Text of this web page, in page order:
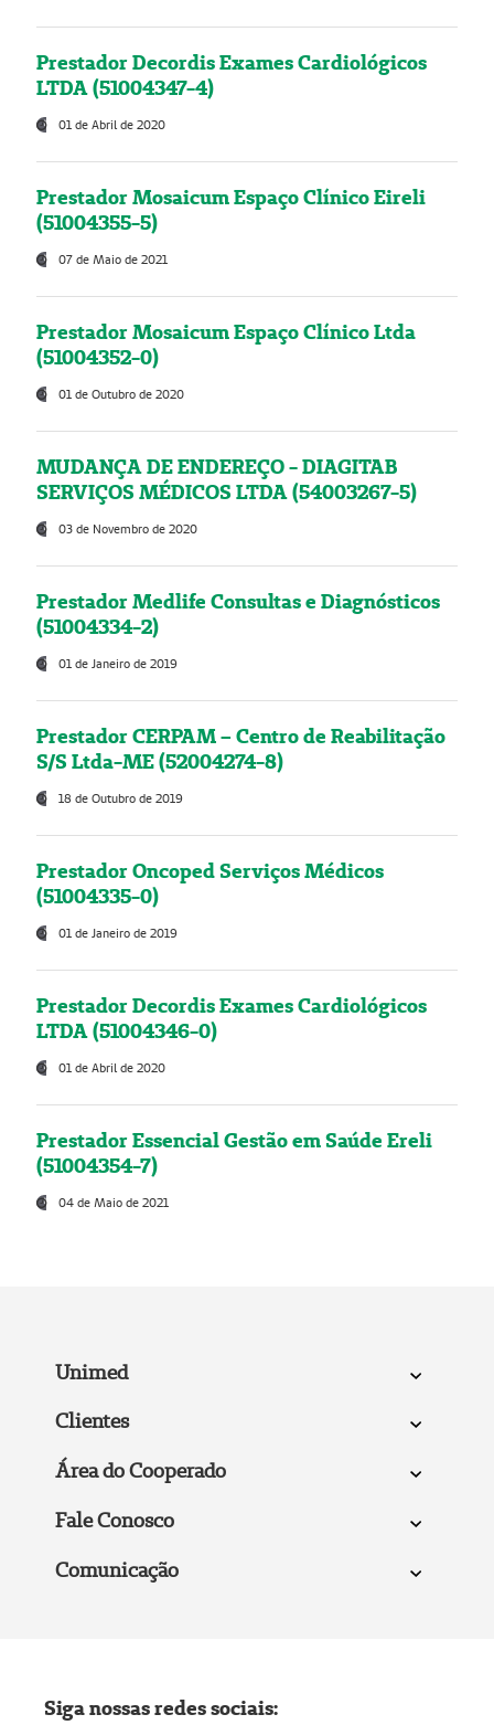
Prestador Decordis Exames Cardiológicos
LTDA (51004347-4)
01 de Abril de 2020
Prestador Mosaicum Espaço Clínico Eireli
(51004355-5)
07 de Maio de 2021
Prestador Mosaicum Espaço Clínico Ltda
(51004352-0)
01 de Outubro de 2020
MUDANÇA DE ENDEREÇO - DIAGITAB
SERVIÇOS MÉDICOS LTDA (54003267-5)
03 de Novembro de 2020
Prestador Medlife Consultas e Diagnósticos
(51004334-2)
01 de Janeiro de 2019
Prestador CERPAM – Centro de Reabilitação
S/S Ltda-ME (52004274-8)
18 de Outubro de 2019
Prestador Oncoped Serviços Médicos
(51004335-0)
01 de Janeiro de 2019
Prestador Decordis Exames Cardiológicos
LTDA (51004346-0)
01 de Abril de 2020
Prestador Essencial Gestão em Saúde Ereli
(51004354-7)
04 de Maio de 2021
Unimed
Clientes
Área do Cooperado
Fale Conosco
Comunicação
Siga nossas redes sociais: